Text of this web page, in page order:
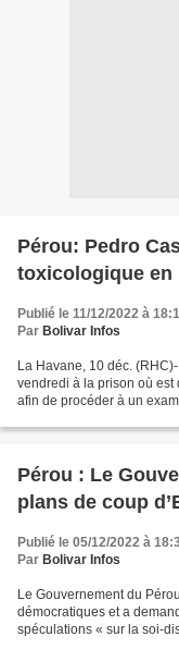
Pérou: Pedro
toxicologique en
Publié le 11/12/2022 à
Par Bolivar Infos
La Havane, 10 déc.
vendredi à la prison où
afin de procéder à un
Pérou : Le
plans de coup
Publié le 05/12/2022 à
Par Bolivar Infos
Le Gouvernement du
démocratiques et a
spéculations « sur la soi-